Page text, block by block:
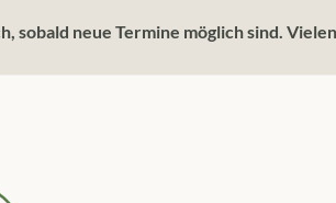
sobald neue Termine möglich sind.